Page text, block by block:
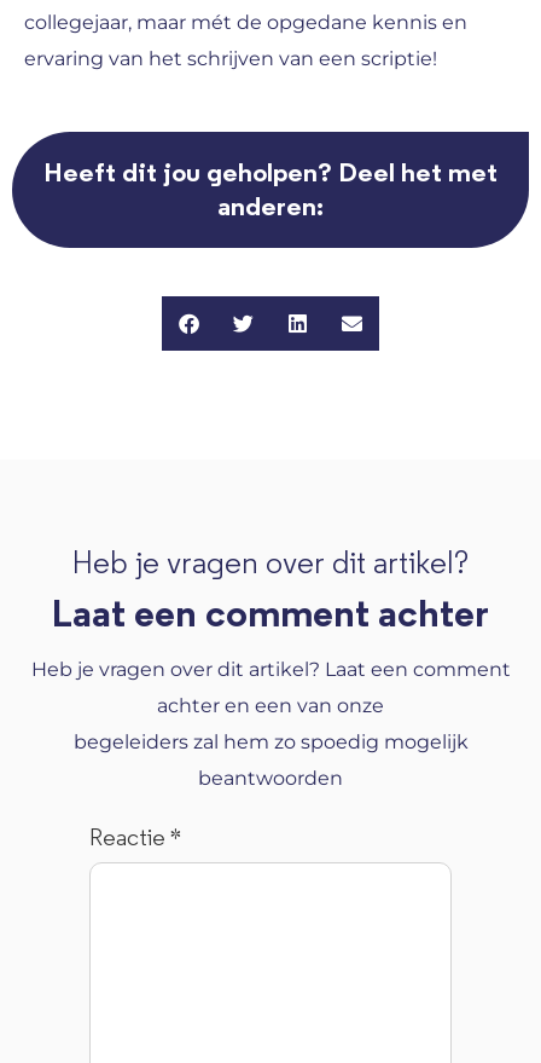
collegejaar, maar mét de opgedane kennis en
ervaring van het schrijven van een scriptie!
Heeft dit jou geholpen? Deel het met
anderen:
Heb je vragen over dit artikel?
Laat een comment achter
Heb je vragen over dit artikel? Laat een comment
achter en een van onze
begeleiders zal hem zo spoedig mogelijk
beantwoorden
Reactie*